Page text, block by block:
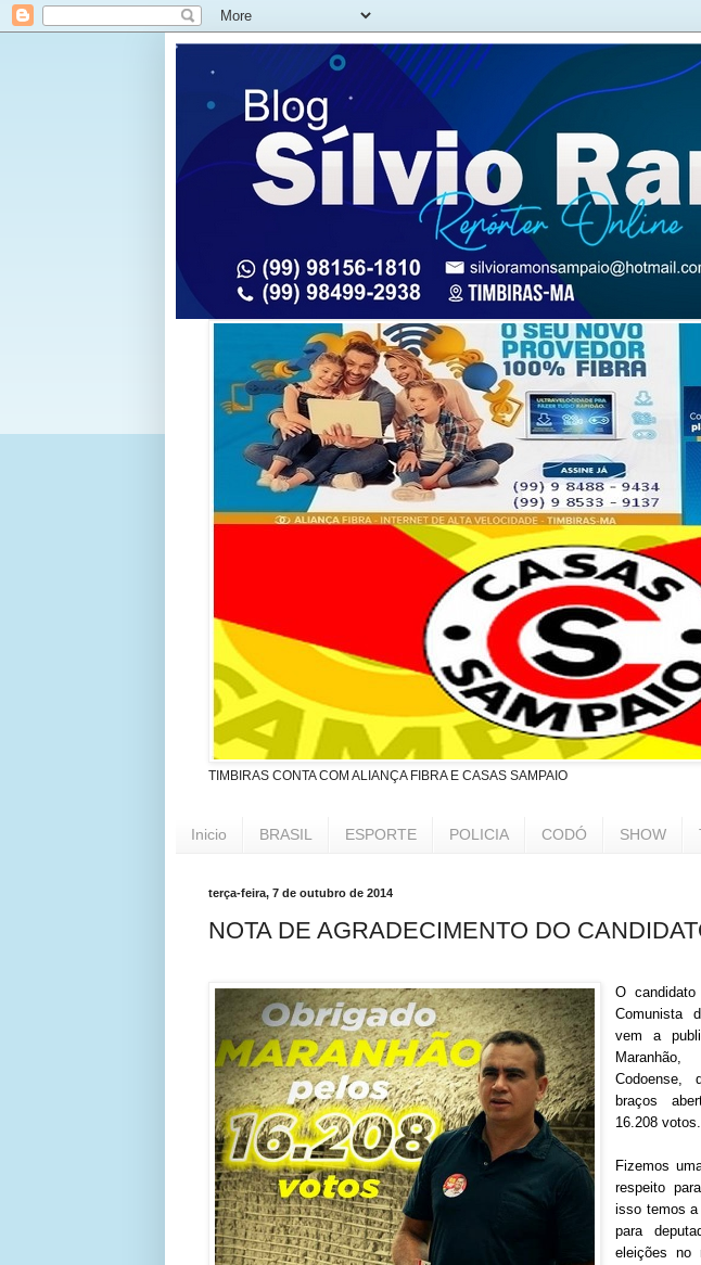
TIMBIRAS CONTA COM ALIANÇA FIBRA E CASAS SAMPAIO
Inicio BRASIL ESPORTE POLICIA CODÓ SHOW
terça-feira, 7 de outubro de 2014
NOTA DE AGRADECIMENTO DO
O
Comunista
vem a
Codoense,
braços
16.208 votos.
Fizemos
respeito
isso temos a
para
eleições no